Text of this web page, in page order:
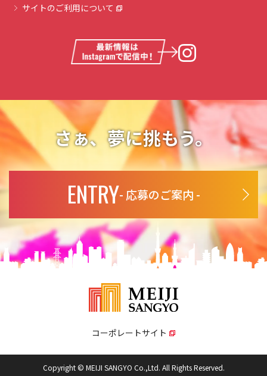
（3）人の生命、身体又は財産の保護のために必要がある場合であ
（4）公衆衛生の向上又は児童の健全な育成の推進のために特に必
要がある場合であって、本人の同意を得ることが困難であるとき
であって、本人の同意を得ることにより当該事務の遂行に支障を及
ぼすおそれがあるとき
【4.個人情報の保護対策】
（1）弊社の従業者に対して個人情報保護のための教育を定期的に
行い、お客様の個人情報を厳重に管理いたします
（2）弊社のデータベース等に対する必要な安全管理措置を実施い
【5.個人情報処理の委託】
お客様の個人情報について、その取扱いを外部に委託する場合が
その場合には、個人情報の保護に十分な措置を講じている者を選
定し、委託先に対して必要かつ適切な監督を行い、個人情報の保
お客様の個人情報について、その内容の利用目的の通知、開示、
サイトのご利用について
さぁ、夢に挑もう。
ENTRY- 応募のご案内 -
コーポレートサイト
Copyright © MEIJI SANGYO Co.,Ltd. All Rights Reserved.